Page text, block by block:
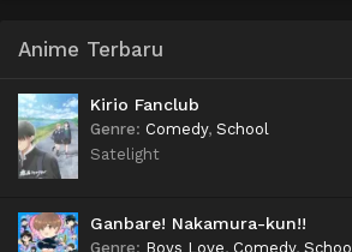
Anime Terbaru
Kirio Fanclub
Genre: Comedy, School
Satelight
Ganbare! Nakamura-kun!!
Genre: Boys Love, Comedy, School